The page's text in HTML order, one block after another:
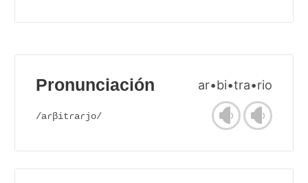
Pronunciación ar•bi•tra•rio
/aɾβitɾaɾjo/